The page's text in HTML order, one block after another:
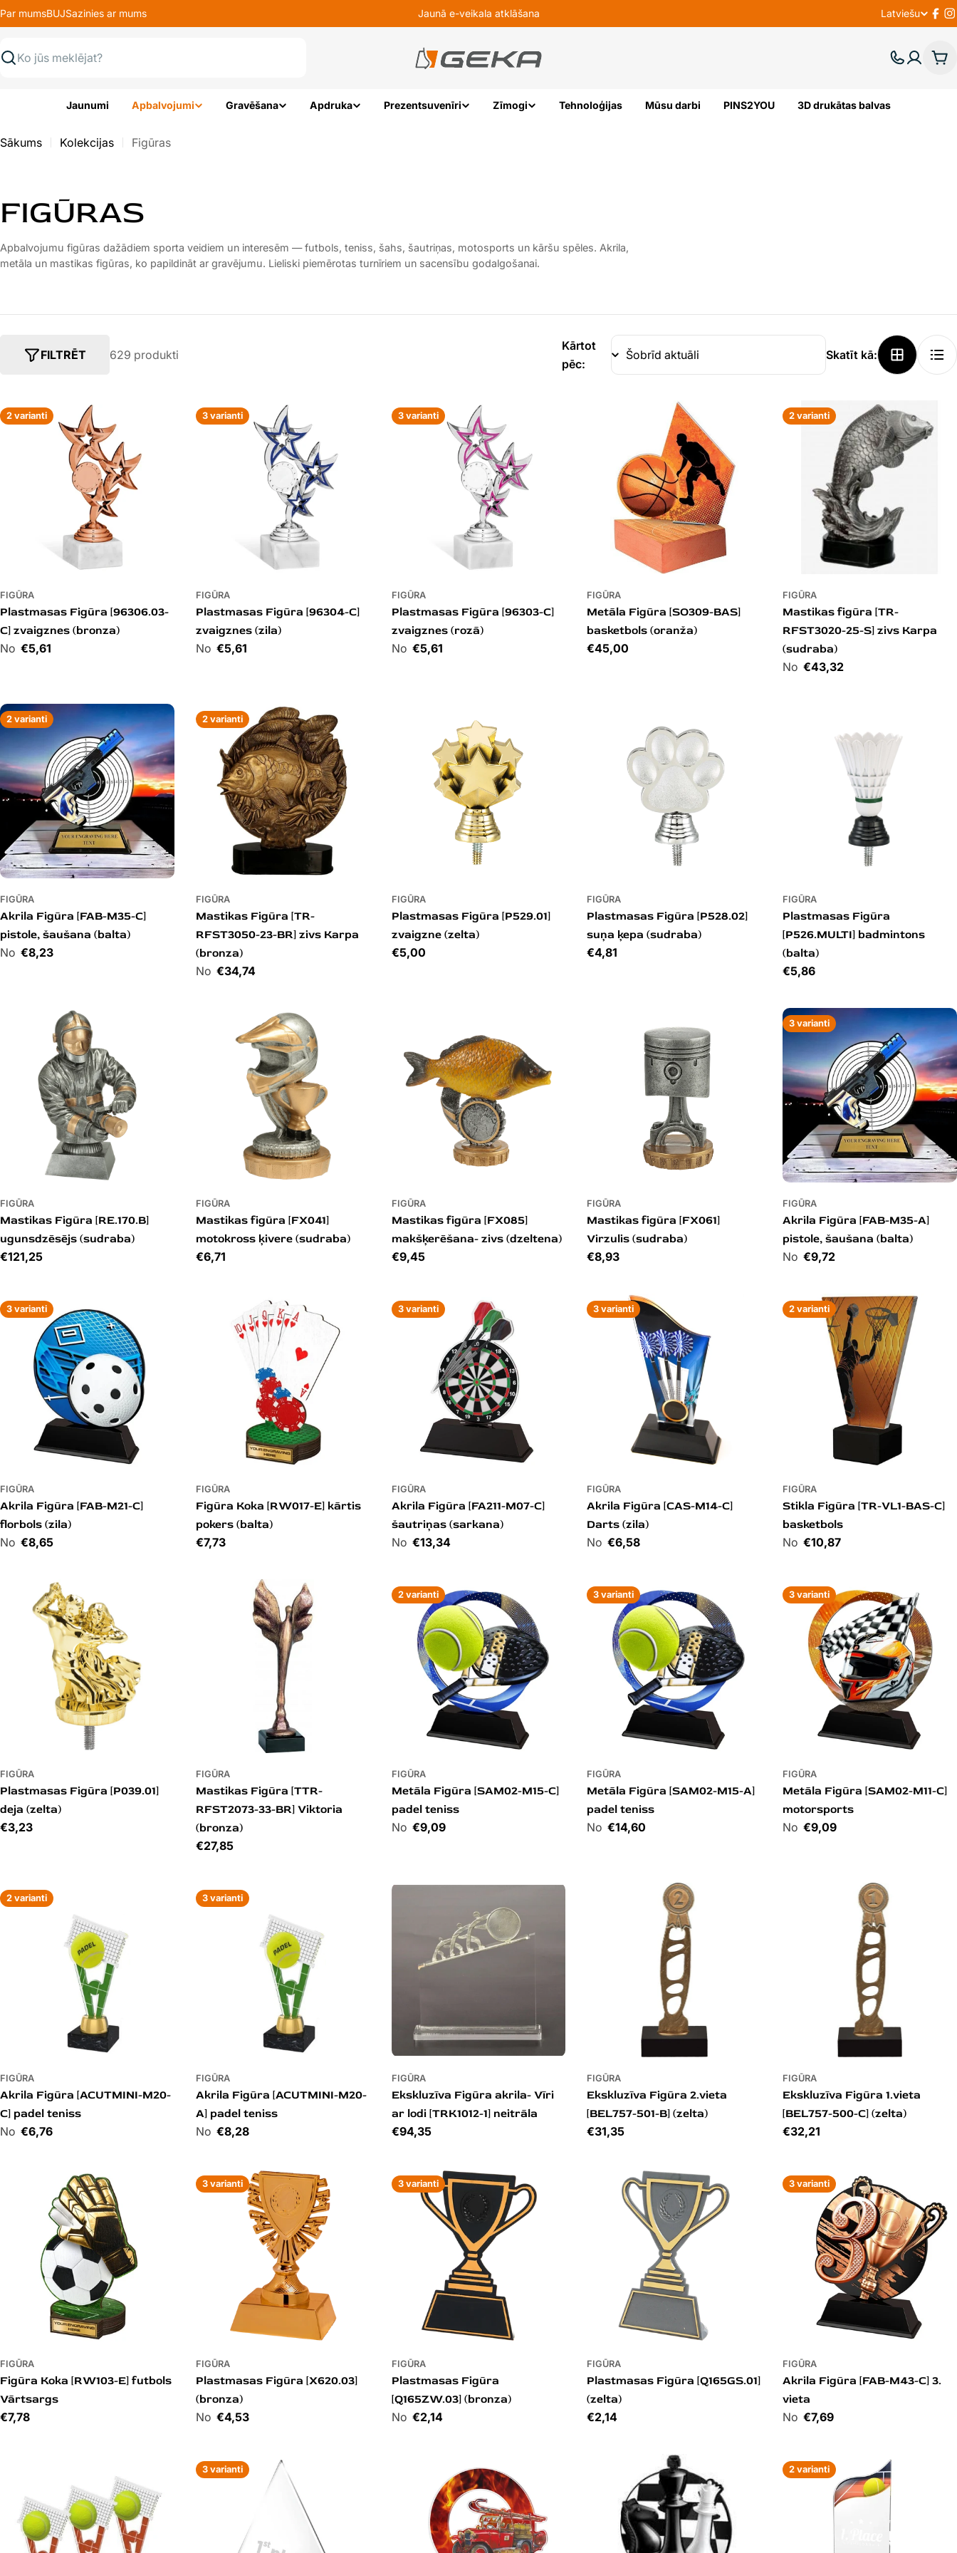
Pāriet
uz
Par mumsBUJSazinies ar mums Jaunā e-veikala atklāšana
V
A
O
Latviešu
Meklēt
Jaunumi Apbalvojumi Gravēšana Apdruka Prezentsuvenīri Zīmogi Tehnoloģijas Mūsu darbi PINS2YOU 3D drukātas balvas
Sākums Kolekcijas Figūras
K
A
E
O
R
:
FIGŪRAS
Apbalvojumu figūras dažādiem sporta veidiem un interesēm — futbols, teniss, šahs, šautriņas, motosports un kāršu spēles. Akrila,
metāla un mastikas figūras, ko papildināt ar gravējumu. Lieliski piemērotas turnīriem un sacensību godalgošanai.
629 produkti
FILTRĒT
Kārtot
pēc:
Skatīt kā:
2 varianti
FIGŪRA
Plastmasas Figūra [96306.03-
C] zvaigznes (bronza)
Cena€5,61
3 varianti
FIGŪRA
Plastmasas Figūra [96304-C]
zvaigznes (zila)
Cena€5,61
3 varianti
FIGŪRA
Plastmasas Figūra [96303-C]
zvaigznes (rozā)
Cena€5,61
FIGŪRA
Metāla Figūra [SO309-BAS]
basketbols (oranža)
Cena
€45,00
2 varianti
FIGŪRA
Mastikas figūra [TR-
RFST3020-25-S] zivs Karpa
(sudraba)
Cena€43,32
2 varianti
FIGŪRA
Akrila Figūra [FAB-M35-C]
pistole, šaušana (balta)
Cena€8,23
2 varianti
FIGŪRA
Mastikas Figūra [TR-
RFST3050-23-BR] zivs Karpa
(bronza)
Cena€34,74
FIGŪRA
Plastmasas Figūra [P529.01]
zvaigzne (zelta)
Cena
€5,00
FIGŪRA
Plastmasas Figūra [P528.02]
suņa ķepa (sudraba)
Cena
€4,81
FIGŪRA
Plastmasas Figūra
[P526.MULTI] badmintons
(balta)
Cena
€5,86
FIGŪRA
Mastikas Figūra [RE.170.B]
ugunsdzēsējs (sudraba)
Cena
€121,25
FIGŪRA
Mastikas figūra [FX041]
motokross ķivere (sudraba)
Cena
€6,71
FIGŪRA
Mastikas figūra [FX085]
makšķerēšana- zivs (dzeltena)
Cena
€9,45
FIGŪRA
Mastikas figūra [FX061]
Virzulis (sudraba)
Cena
€8,93
3 varianti
FIGŪRA
Akrila Figūra [FAB-M35-A]
pistole, šaušana (balta)
Cena€9,72
3 varianti
FIGŪRA
Akrila Figūra [FAB-M21-C]
florbols (zila)
Cena€8,65
FIGŪRA
Figūra Koka [RW017-E] kārtis
pokers (balta)
Cena
€7,73
3 varianti
FIGŪRA
Akrila Figūra [FA211-M07-C]
šautriņas (sarkana)
Cena€13,34
3 varianti
FIGŪRA
Akrila Figūra [CAS-M14-C]
Darts (zila)
Cena€6,58
2 varianti
FIGŪRA
Stikla Figūra [TR-VL1-BAS-C]
basketbols
Cena€10,87
FIGŪRA
Plastmasas Figūra [P039.01]
deja (zelta)
Cena
€3,23
FIGŪRA
Mastikas Figūra [TTR-
RFST2073-33-BR] Viktoria
(bronza)
Cena
€27,85
2 varianti
FIGŪRA
Metāla Figūra [SAM02-M15-C]
padel teniss
Cena€9,09
3 varianti
FIGŪRA
Metāla Figūra [SAM02-M15-A]
padel teniss
Cena€14,60
3 varianti
FIGŪRA
Metāla Figūra [SAM02-M11-C]
motorsports
Cena€9,09
2 varianti
FIGŪRA
Akrila Figūra [ACUTMINI-M20-
C] padel teniss
Cena€6,76
3 varianti
FIGŪRA
Akrila Figūra [ACUTMINI-M20-
A] padel teniss
Cena€8,28
FIGŪRA
Ekskluzīva Figūra akrila- Vīri
ar lodi [TRK1012-1] neitrāla
Cena
€94,35
FIGŪRA
Ekskluzīva Figūra 2.vieta
[BEL757-501-B] (zelta)
Cena
€31,35
FIGŪRA
Ekskluzīva Figūra 1.vieta
[BEL757-500-C] (zelta)
Cena
€32,21
FIGŪRA
Figūra Koka [RW103-E] futbols
Vārtsargs
Cena
€7,78
3 varianti
FIGŪRA
Plastmasas Figūra [X620.03]
(bronza)
Cena€4,53
3 varianti
FIGŪRA
Plastmasas Figūra
[Q165ZW.03] (bronza)
Cena€2,14
FIGŪRA
Plastmasas Figūra [Q165GS.01]
(zelta)
Cena
€2,14
3 varianti
FIGŪRA
Akrila Figūra [FAB-M43-C] 3.
vieta
Cena€7,69
3 varianti 2 varianti